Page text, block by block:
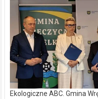
Ekologiczne ABC. Gmina